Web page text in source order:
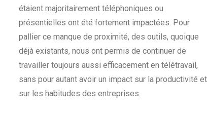
étaient majoritairement téléphoniques ou
présentielles ont été fortement impactées. Pour
pallier ce manque de proximité, des outils, quoique
déjà existants, nous ont permis de continuer de
travailler toujours aussi efficacement en télétravail,
sans pour autant avoir un impact sur la productivité et
sur les habitudes des entreprises.